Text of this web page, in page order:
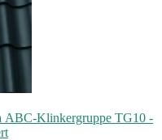
ABC-Klinkergruppe TG10 -